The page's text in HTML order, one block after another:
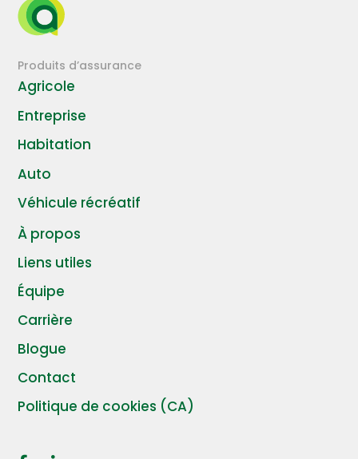
Produits d’assurance
Agricole
Entreprise
Habitation
Auto
Véhicule récréatif
À propos
Liens utiles
Équipe
Carrière
Blogue
Contact
Politique de cookies (CA)